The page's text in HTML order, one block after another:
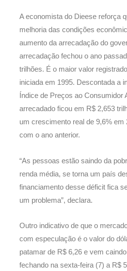
A economista do Dieese reforça
melhoria das condições
aumento da arrecadação do
arrecadação fechou o ano
trilhões. É o maior valor
iniciada em 1995. Descontada a
Índice de Preços ao Consumidor
arrecadado ficou em R$ 2,653
um crescimento real de 9,6% em
com o ano anterior.
“As pessoas estão saindo da
renda média, se torna um país
financiamento desse déficit fica
um problema”, declara.
Outro indicativo de que o
com especulação é o valor do
patamar de R$ 6,26 e vem
fechando na sexta-feira (7) a R$